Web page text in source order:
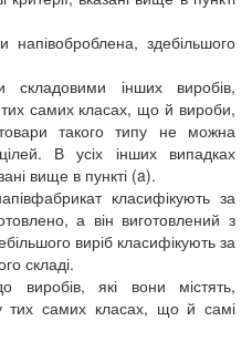
здебільшого
складовими інших виробів,
самих класах, що й вироби,
такого типу не можна
В усіх інших випадках
вище в пункті (a).
класифікують за
а він виготовлений з
виріб класифікують за
складі.
виробів, які вони містять,
тих самих класах, що й самі